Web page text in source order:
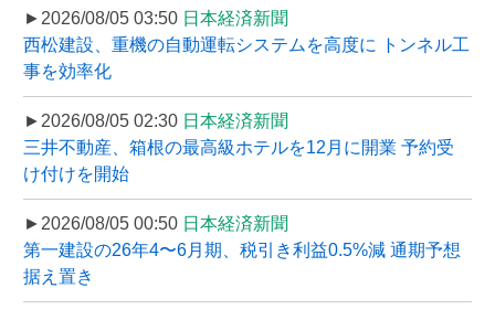
►2026/08/05 03:50 日本経済新聞
西松建設、重機の自動運転システムを高度に トンネル工
事を効率化
►2026/08/05 02:30 日本経済新聞
三井不動産、箱根の最高級ホテルを12月に開業 予約受
け付けを開始
►2026/08/05 00:50 日本経済新聞
第一建設の26年4〜6月期、税引き利益0.5%減 通期予想
据え置き